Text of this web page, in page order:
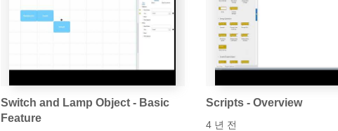
Switch and Lamp Object - Basic
Feature
Scripts - Overview
4 년 전